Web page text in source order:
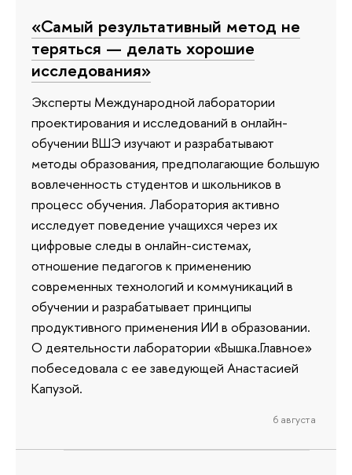
«Самый результативный метод не
теряться — делать хорошие
исследования»
Эксперты Международной лаборатории
проектирования и исследований в онлайн-
обучении ВШЭ изучают и разрабатывают
методы образования, предполагающие большую
вовлеченность студентов и школьников в
процесс обучения. Лаборатория активно
исследует поведение учащихся через их
цифровые следы в онлайн-системах,
отношение педагогов к применению
современных технологий и коммуникаций в
обучении и разрабатывает принципы
продуктивного применения ИИ в образовании.
О деятельности лаборатории «Вышка.Главное»
побеседовала с ее заведующей Анастасией
Капузой.
6 августа